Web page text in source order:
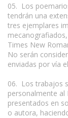
05. Los
tendrán una
tres ejemplares
Times New
No serán
enviadas por vía
06. Los trabajos
personalmente al
presentados en
o autora,